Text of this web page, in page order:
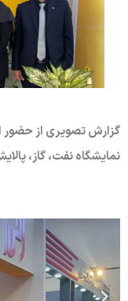
گزارش تصویری از حضور
نمایشگاه نفت، گاز،